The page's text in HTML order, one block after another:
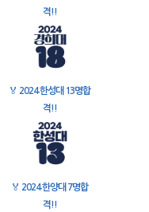
격!!
🏅 2024 한성대 13명합
격!!
🏅 2024 한양대 7명합
격!!